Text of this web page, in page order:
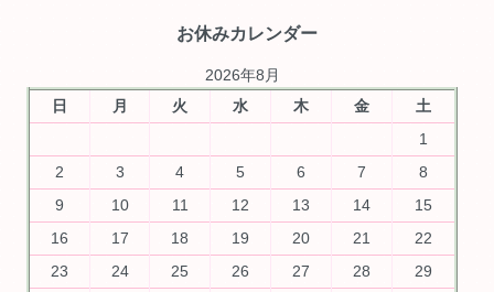
お休みカレンダー
2026年8月
日
月 火 水 木 金
土
1
2
3 4 5 6 7
8
9
10 11 12 13 14
15
16
17 18 19 20 21
22
23
24 25 26 27 28
29